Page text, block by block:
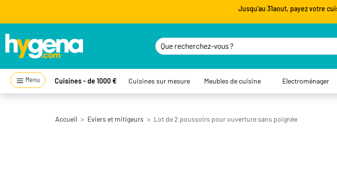
Jusqu'au 31aout, payez votre
Menu Cuisines - de 1000 € Cuisines sur mesure Meubles de cuisine Electroménager
Accueil Eviers et mitigeurs Lot de 2 poussoirs pour ouverture sans poignée